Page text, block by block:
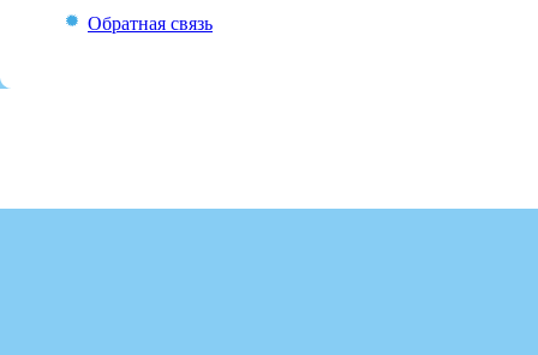
Обратная связь